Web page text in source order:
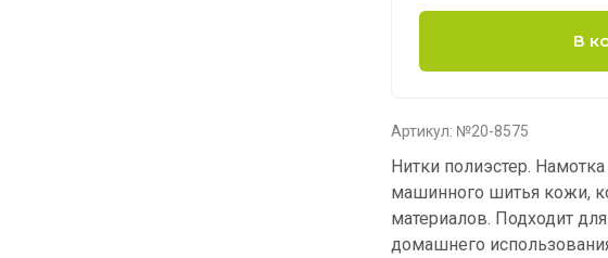
В
Артикул: №20-8575
Нитки полиэстер.
машинного шитья кожи,
материалов. Подходит
домашнего